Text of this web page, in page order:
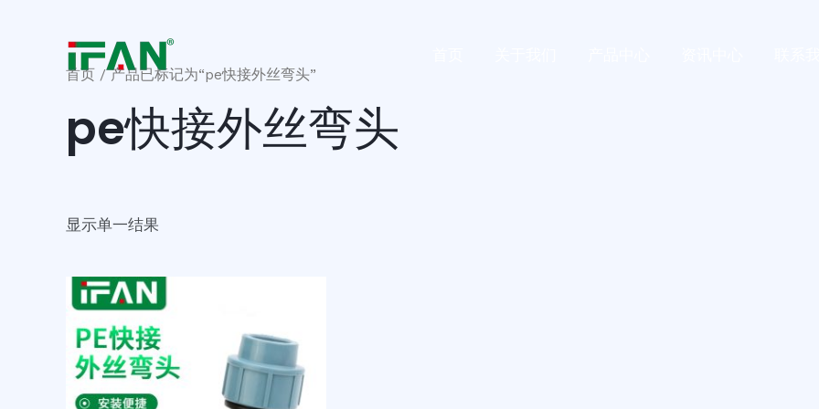
首页 / 产品已标记为“pe快接外丝弯头”
pe快接外丝弯头
显示单一结果